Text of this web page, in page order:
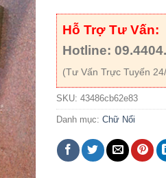
Hỗ Trợ Tư Vấn:
Hotline:
(Tư Vấn Trực Tuyến
SKU: 43486cb62e83
Danh mục: Chữ Nổi